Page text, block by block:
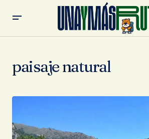
paisaje natural